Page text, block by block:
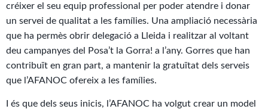
créixer el seu equip professional per poder atendre i donar
un servei de qualitat a les famílies. Una ampliació necessària
que ha permès obrir delegació a Lleida i realitzar al voltant
deu campanyes del Posa’t la Gorra! a l’any. Gorres que han
contribuït en gran part, a mantenir la gratuïtat dels serveis
que l’AFANOC ofereix a les famílies.
I és que dels seus inicis, l’AFANOC ha volgut crear un model